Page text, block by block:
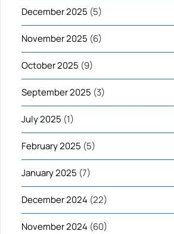
December 2025 (5)
November 2025 (6)
October 2025 (9)
September 2025 (3)
July 2025 (1)
February 2025 (5)
January 2025 (7)
December 2024 (22)
November 2024 (60)